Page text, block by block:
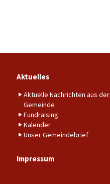
Aktuelles
Aktuelle Nachrichten aus der
Gemeinde
Fundraising
Kalender
Unser Gemeindebrief
Impressum